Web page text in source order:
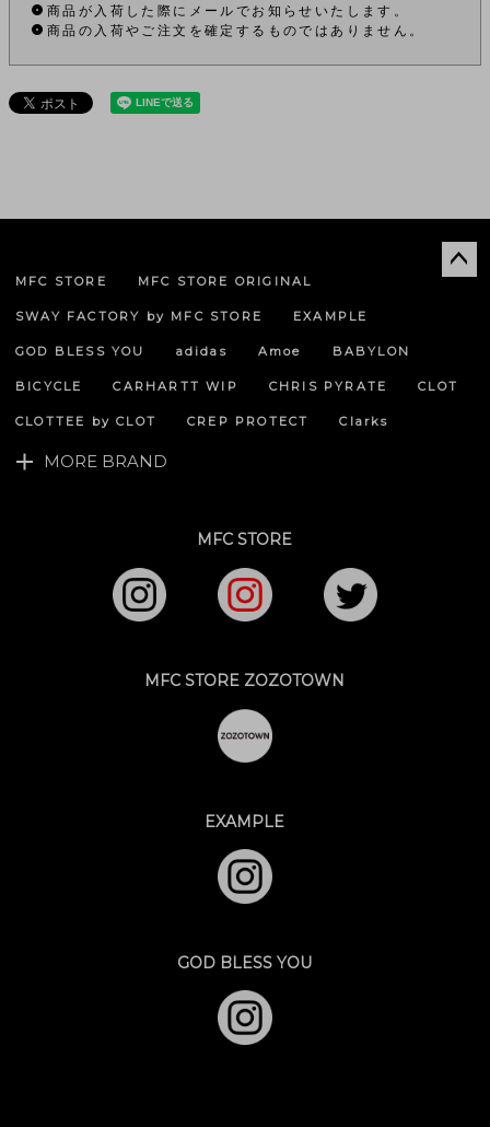
商品が入荷した際にメールでお知らせいたします。
商品の入荷やご注文を確定するものではありません。
MFC STORE MFC STORE ORIGINAL
SWAY FACTORY by MFC STORE EXAMPLE
GOD BLESS YOU adidas Amoe BABYLON
BICYCLE CARHARTT WIP CHRIS PYRATE CLOT
CLOTTEE by CLOT CREP PROTECT Clarks
MORE BRAND
MFC STORE
MFC STORE ZOZOTOWN
EXAMPLE
GOD BLESS YOU